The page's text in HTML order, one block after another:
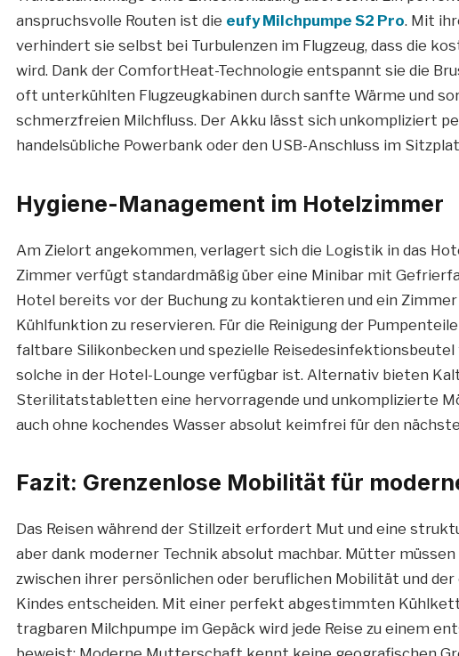
anspruchsvolle Routen ist die eufy Milchpumpe S2 Pro. Mit
verhindert sie selbst bei Turbulenzen im Flugzeug, dass die
wird. Dank der ComfortHeat-Technologie entspannt sie die
oft unterkühlten Flugzeugkabinen durch sanfte Wärme und
schmerzfreien Milchfluss. Der Akku lässt sich unkompliziert
handelsübliche Powerbank oder den USB-Anschluss im
Hygiene-Management im Hotelzimmer
Am Zielort angekommen, verlagert sich die Logistik in das
Zimmer verfügt standardmäßig über eine Minibar mit
Hotel bereits vor der Buchung zu kontaktieren und ein
Kühlfunktion zu reservieren. Für die Reinigung der
faltbare Silikonbecken und spezielle
solche in der Hotel-Lounge verfügbar ist. Alternativ bieten
Sterilitatstabletten eine hervorragende und unkomplizierte
auch ohne kochendes Wasser absolut keimfrei für den
Fazit: Grenzenlose Mobilität für
Das Reisen während der Stillzeit erfordert Mut und eine
aber dank moderner Technik absolut machbar. Mütter
zwischen ihrer persönlichen oder beruflichen Mobilität und
Kindes entscheiden. Mit einer perfekt abgestimmten
tragbaren Milchpumpe im Gepäck wird jede Reise zu einem